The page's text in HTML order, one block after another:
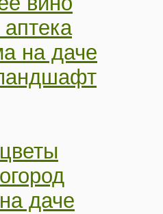
на даче
даче